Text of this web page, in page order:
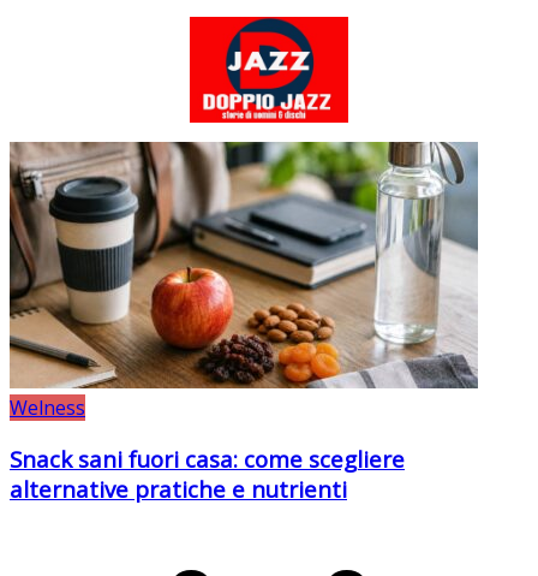
Welness
Snack sani fuori casa: come scegliere
alternative pratiche e nutrienti